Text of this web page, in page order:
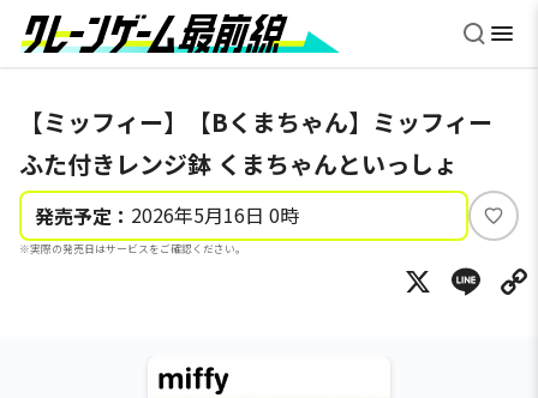
【ミッフィー】【Bくまちゃん】ミッフィー
ふた付きレンジ鉢 くまちゃんといっしょ
発売予定： 2026年5月16日 0時
※実際の発売日はサービスをご確認ください。
い
ね
X